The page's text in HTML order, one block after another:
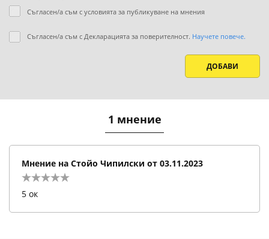
Съгласен/а съм с условията за публикуване на мнения
Съгласен/а съм с Декларацията за поверителност. Научете повече.
ДОБАВИ
1 мнение
Мнение на Стойо Чипилски от 03.11.2023
5 ок